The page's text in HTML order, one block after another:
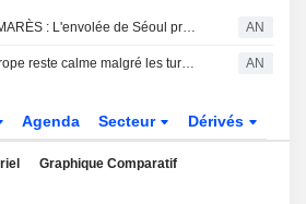
PALMARÈS : L'envolée de Séoul profite aux fonds ; NatWest séduit par ses résultats AN
L'Europe reste calme malgré les turbulences des semi-conducteurs, les banques britanniques en repli AN
Agenda Secteur Dérivés
Graphique Comparatif